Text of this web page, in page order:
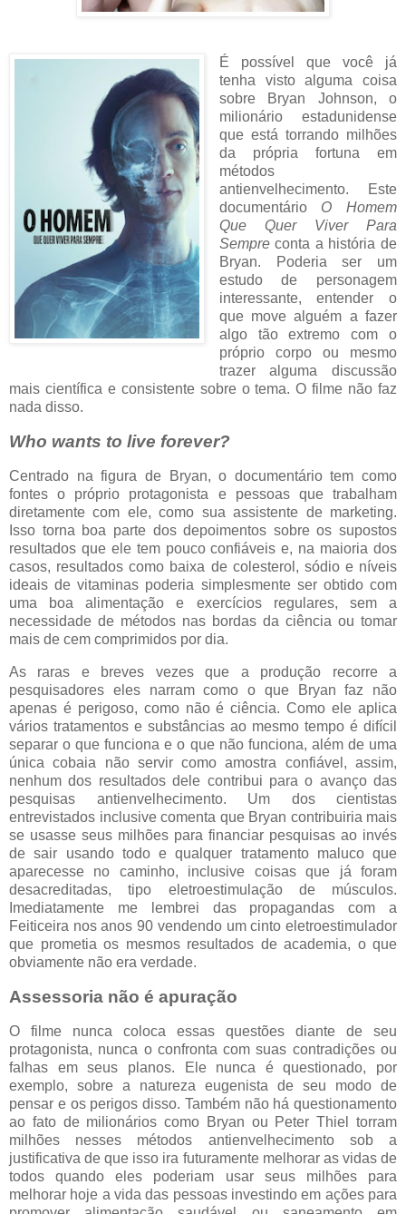
É possível que você já
tenha visto alguma coisa
sobre Bryan Johnson, o
milionário estadunidense
que está torrando milhões
da própria fortuna em
métodos
antienvelhecimento. Este
documentário O Homem
Que Quer Viver Para
Sempreconta a história de
Bryan. Poderia ser um
estudo de personagem
interessante, entender o
que move alguém a fazer
algo tão extremo com o
próprio corpo ou mesmo
trazer alguma discussão
mais científica e consistente sobre o tema. O filme não faz
nada disso.
Who wants to live forever?
Centrado na figura de Bryan, o documentário tem como
fontes o próprio protagonista e pessoas que trabalham
diretamente com ele, como sua assistente de marketing.
Isso torna boa parte dos depoimentos sobre os supostos
resultados que ele tem pouco confiáveis e, na maioria dos
casos, resultados como baixa de colesterol, sódio e níveis
ideais de vitaminas poderia simplesmente ser obtido com
uma boa alimentação e exercícios regulares, sem a
necessidade de métodos nas bordas da ciência ou tomar
mais de cem comprimidos por dia.
As raras e breves vezes que a produção recorre a
pesquisadores eles narram como o que Bryan faz não
apenas é perigoso, como não é ciência. Como ele aplica
vários tratamentos e substâncias ao mesmo tempo é difícil
separar o que funciona e o que não funciona, além de uma
única cobaia não servir como amostra confiável, assim,
nenhum dos resultados dele contribui para o avanço das
pesquisas antienvelhecimento. Um dos cientistas
entrevistados inclusive comenta que Bryan contribuiria mais
se usasse seus milhões para financiar pesquisas ao invés
de sair usando todo e qualquer tratamento maluco que
aparecesse no caminho, inclusive coisas que já foram
desacreditadas, tipo eletroestimulação de músculos.
Imediatamente me lembrei das propagandas com a
Feiticeira nos anos 90 vendendo um cinto eletroestimulador
que prometia os mesmos resultados de academia, o que
obviamente não era verdade.
Assessoria não é apuração
O filme nunca coloca essas questões diante de seu
protagonista, nunca o confronta com suas contradições ou
falhas em seus planos. Ele nunca é questionado, por
exemplo, sobre a natureza eugenista de seu modo de
pensar e os perigos disso. Também não há questionamento
ao fato de milionários como Bryan ou Peter Thiel torram
milhões nesses métodos antienvelhecimento sob a
justificativa de que isso ira futuramente melhorar as vidas de
todos quando eles poderiam usar seus milhões para
melhorar hoje a vida das pessoas investindo em ações para